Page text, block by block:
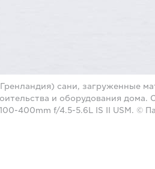
сани, загруженные
и оборудования дома.
400mm f/4.5-5.6L IS II USM. ©